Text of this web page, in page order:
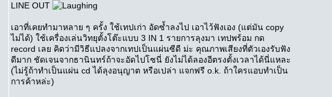
LINE OUT
เอาที่เคยทำมาหลาย ๆ ครั้ง ใช้เทปเก่า อัดซ้ำลงไป เอาไว้ฟังเอง (แต่มัน copy
ไม่ได้) ใช้เครื่องเล่นวิทยุตั้งโต๊ะแบบ 3 IN 1 รายการลุงมา เทปพร้อม กด
record เลย คิดว่ามีวิธีแปลงจากเทปเป็นแผ่นซีดี ม่ะ คุณภาพเสียงที่ตัวเองรับฟัง
ดีมาก ชัดเจนจากธานินทร์ถ้าจะอัดไปโซนี่ ยังไม่ได้ลองอีตรงตั้งเวลาได้นี่แหละ
(ไม่รู้ถ้าทำเป็นแผ่น cd ได้ลุงอนุญาต หรือเปล่า แจกฟรี o.k. ถ้าใครแอบทำเป็น
การค้าหล่ะ)